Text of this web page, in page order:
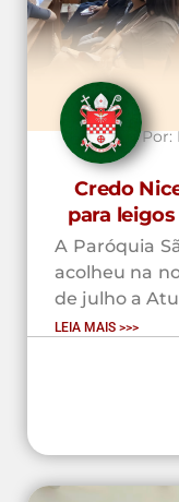
Por:
Credo
para
A Paróquia
acolheu na
de julho a
LEIA MAIS >>>